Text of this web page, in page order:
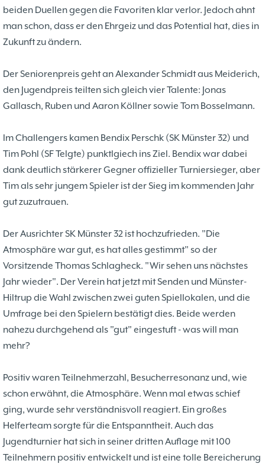
Kontoverbindung
06.12
Deutsche Ebene
3
20.10 36. Münsterland Open 2018 30
20.08
Satzung des Schachklubs Münster 1932
4er Pokal
05.11 Challengers 2017
9
05.11 35. Münsterland Open 2017
16.09 Schach mit Flüchtlingen 2
beiden Duellen gegen die Favoriten klar verlor. Jedoch ahnt
man schon, dass er den Ehrgeiz und das Potential hat, dies in
Zukunft zu ändern.
Der Seniorenpreis geht an Alexander Schmidt aus Meiderich,
den Jugendpreis teilten sich gleich vier Talente: Jonas
Gallasch, Ruben und Aaron Köllner sowie Tom Bosselmann.
Im Challengers kamen Bendix Perschk (SK Münster 32) und
Tim Pohl (SF Telgte) punktlgiech ins Ziel. Bendix war dabei
dank deutlich stärkerer Gegner offizieller Turniersieger, aber
Tim als sehr jungem Spieler ist der Sieg im kommenden Jahr
gut zuzutrauen.
Der Ausrichter SK Münster 32 ist hochzufrieden. "Die
Atmosphäre war gut, es hat alles gestimmt" so der
Vorsitzende Thomas Schlagheck. "Wir sehen uns nächstes
Jahr wieder". Der Verein hat jetzt mit Senden und Münster-
Hiltrup die Wahl zwischen zwei guten Spiellokalen, und die
Umfrage bei den Spielern bestätigt dies. Beide werden
nahezu durchgehend als "gut" eingestuft - was will man
mehr?
Positiv waren Teilnehmerzahl, Besucherresonanz und, wie
schon erwähnt, die Atmosphäre. Wenn mal etwas schief
ging, wurde sehr verständnisvoll reagiert. Ein großes
Helferteam sorgte für die Entspanntheit. Auch das
Jugendturnier hat sich in seiner dritten Auflage mit 100
Teilnehmern positiv entwickelt und ist eine tolle Bereicherung